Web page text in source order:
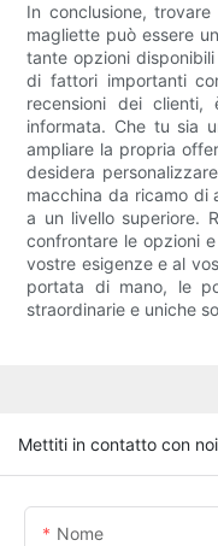
In conclusione,
magliette può essere
tante opzioni
di fattori importanti
recensioni dei clienti,
informata. Che tu sia
ampliare la propria
desidera
macchina da ricamo
a un livello superiore.
confrontare le opzioni
vostre esigenze e al
portata di mano, le
straordinarie e uniche
Mettiti in contatto con noi
Nome